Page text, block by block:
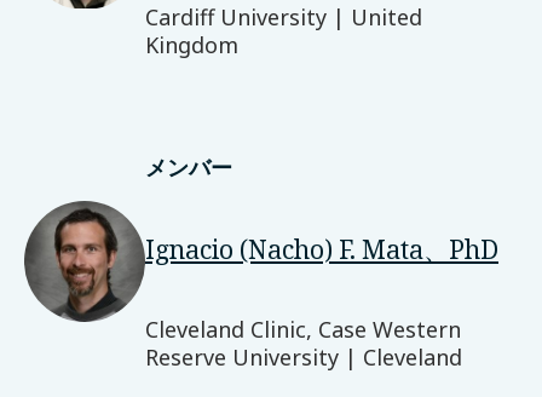
Cardiff University | United
Kingdom
メンバー
Ignacio (Nacho) F. Mata、PhD
Cleveland Clinic, Case Western
Reserve University | Cleveland